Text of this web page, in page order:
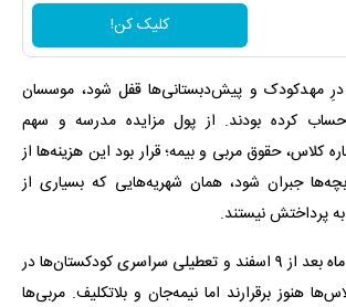
کلیک کن!
مهدکودک‌ و پیش‌دبستانی‌ها قفل شود، موسسان‌
کرده بودند. از پول مزایده مدرسه و سهم
کلاس، حقوق مربی و بیمه؛ قرار بود این هزینه‌ها از
جبران شود، همان شهریه‌هایی که بسیاری از
پرداختش نیستند.
چند ماه بعد از 9 اسفند و تعطیلی سراسری کودکستان‌ها در
هنوز برقرارند اما نیمه‌جان و بلاتکلیف‌. مربی‌ها